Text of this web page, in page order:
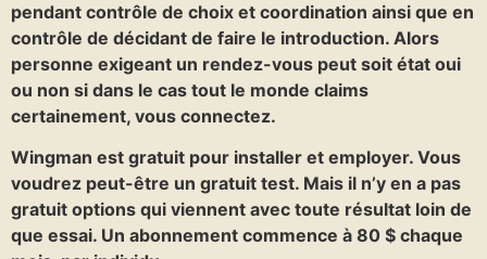
pendant contrôle de choix et coordination ainsi que en
contrôle de décidant de faire le introduction. Alors
personne exigeant un rendez-vous peut soit état oui
ou non si dans le cas tout le monde claims
certainement, vous connectez.
Wingman est gratuit pour installer et employer. Vous
voudrez peut-être un gratuit test. Mais il n’y en a pas
gratuit options qui viennent avec toute résultat loin de
que essai. Un abonnement commence à 80 $ chaque